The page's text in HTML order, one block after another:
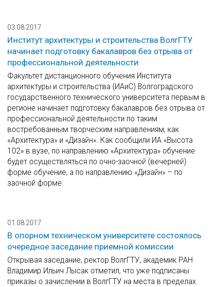
03.08.2017
Институт архитектуры и строительства ВолгГТУ
начинает подготовку бакалавров без отрыва от
профессиональной деятельности
Факультет дистанционного обучения Института
архитектуры и строительства (ИАиС) Волгоградского
государственного технического университета первым в
регионе начинает подготовку бакалавров без отрыва от
профессиональной деятельности по таким
востребованным творческим направлениям, как
«Архитектура» и «Дизайн». Как сообщили ИА «Высота
102» в вузе, по направлению «Архитектура» обучение
будет осуществляться по очно-заочной (вечерней)
форме обучение, а по направлению «Дизайн» – по
заочной форме.
01.08.2017
В опорном техническом университете состоялось
очередное заседание приемной комиссии
Открывая заседание, ректор ВолгГТУ, академик РАН
Владимир Ильич Лысак отметил, что уже подписаны
приказы о зачислении в ВолгГТУ на места в пределах